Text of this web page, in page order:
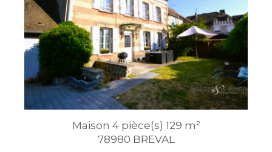
Maison 4 pièce(s) 129 m²
78980 BREVAL